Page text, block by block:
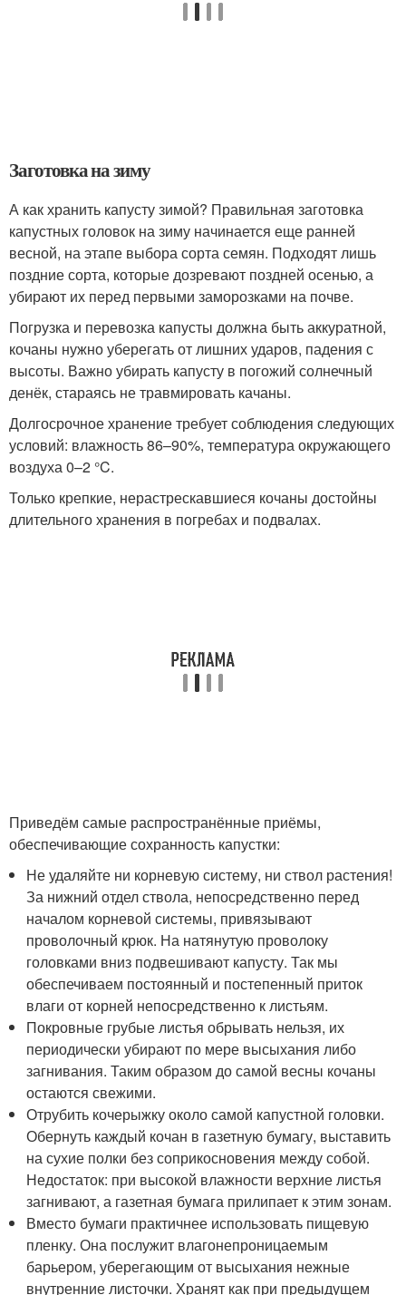
Заготовка на зиму
А как хранить капусту зимой? Правильная заготовка
капустных головок на зиму начинается еще ранней
весной, на этапе выбора сорта семян. Подходят лишь
поздние сорта, которые дозревают поздней осенью, а
убирают их перед первыми заморозками на почве.
Погрузка и перевозка капусты должна быть аккуратной,
кочаны нужно уберегать от лишних ударов, падения с
высоты. Важно убирать капусту в погожий солнечный
денёк, стараясь не травмировать качаны.
Долгосрочное хранение требует соблюдения следующих
условий: влажность 86–90%, температура окружающего
воздуха 0–2 °C.
Только крепкие, нерастрескавшиеся кочаны достойны
длительного хранения в погребах и подвалах.
Приведём самые распространённые приёмы,
обеспечивающие сохранность капустки:
Не удаляйте ни корневую систему, ни ствол растения!
За нижний отдел ствола, непосредственно перед
началом корневой системы, привязывают
проволочный крюк. На натянутую проволоку
головками вниз подвешивают капусту. Так мы
обеспечиваем постоянный и постепенный приток
влаги от корней непосредственно к листьям.
Покровные грубые листья обрывать нельзя, их
периодически убирают по мере высыхания либо
загнивания. Таким образом до самой весны кочаны
остаются свежими.
Отрубить кочерыжку около самой капустной головки.
Обернуть каждый кочан в газетную бумагу, выставить
на сухие полки без соприкосновения между собой.
Недостаток: при высокой влажности верхние листья
загнивают, а газетная бумага прилипает к этим зонам.
Вместо бумаги практичнее использовать пищевую
пленку. Она послужит влагонепроницаемым
барьером, уберегающим от высыхания нежные
внутренние листочки. Хранят как при предыдущем